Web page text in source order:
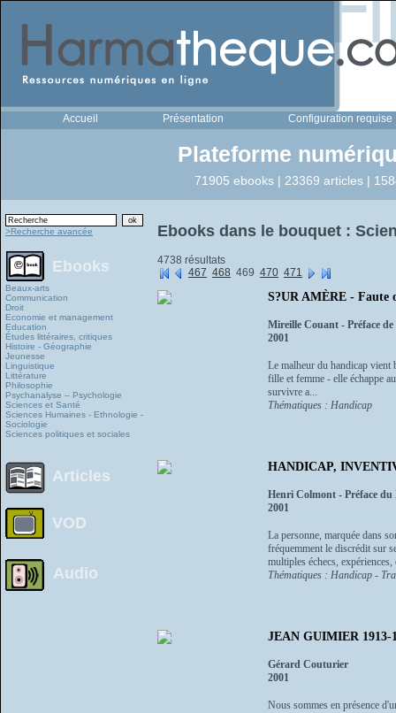
Accueil Présentation Configuration requise
Plateforme
71905 ebooks | 23369 articles |
>Recherche avancée
Ebooks
Beaux-arts
Communication
Droit
Economie et management
Education
Études littéraires, critiques
Histoire - Géographie
Jeunesse
Linguistique
Littérature
Philosophie
Psychanalyse – Psychologie
Sciences et Santé
Sciences Humaines - Ethnologie -
Sociologie
Sciences politiques et sociales
Articles
VOD
Audio
Ebooks dans le bouquet :
4738 résultats
467 468 469 470 471
S?UR AMÈRE - Faute
Mireille Couant - Préface
2001
Le malheur du handicap vient
fille et femme - elle échappe
survivre a...
Thématiques : Handicap
HANDICAP,
Henri Colmont - Préface
2001
La personne, marquée dans
fréquemment le discrédit sur
multiples échecs, expériences,
Thématiques : Handicap -
JEAN GUIMIER 1913-
Gérard Couturier
2001
Nous sommes en présence